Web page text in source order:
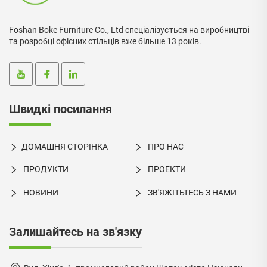
Foshan Boke Furniture Co., Ltd спеціалізується на виробництві
та розробці офісних стільців вже більше 13 років.
Швидкі посилання
ДОМАШНЯ СТОРІНКА ПРО НАС
ПРОДУКТИ ПРОЕКТИ
НОВИНИ ЗВ'ЯЖІТЬТЕСЬ З НАМИ
Залишайтесь на зв'язку